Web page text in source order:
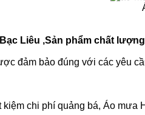
Liêu ,Sản phẩm chất
đảm bảo đúng với các yêu
chi phí quảng bá, Áo mưa